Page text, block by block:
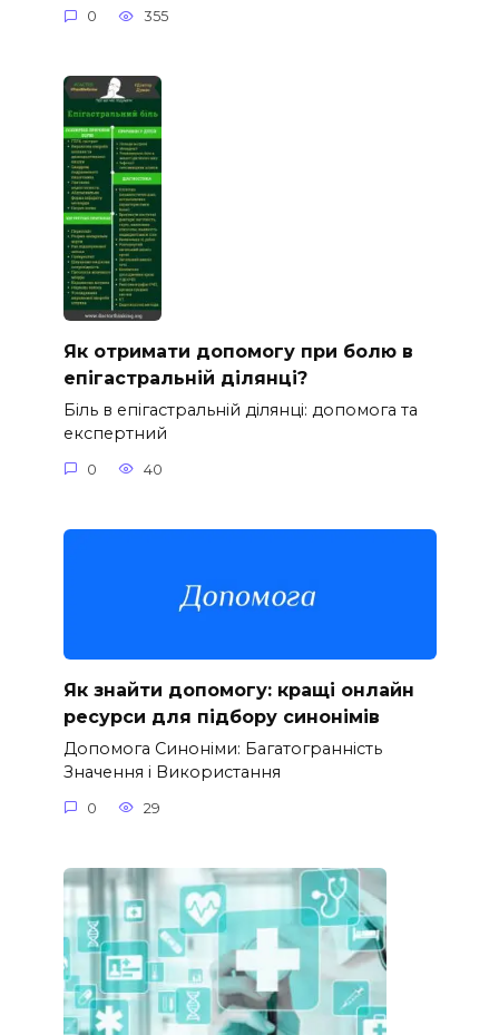
0 355
Як отримати допомогу при болю в
епігастральній ділянці?
Біль в епігастральній ділянці: допомога та
експертний
0 40
Як знайти допомогу: кращі онлайн
ресурси для підбору синонімів
Допомога Синоніми: Багатогранність
Значення і Використання
0 29